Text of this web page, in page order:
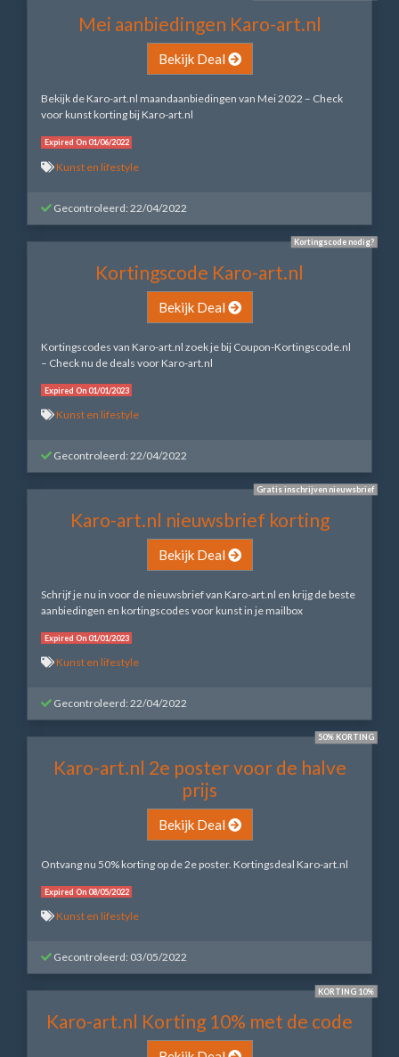
Mei aanbiedingen Karo-art.nl
Bekijk Deal
Bekijk de Karo-art.nl maandaanbiedingen van Mei 2022 – Check
voor kunst korting bij Karo-art.nl
Expired On 01/06/2022
Kunst en lifestyle
Gecontroleerd: 22/04/2022
Kortingscode nodig?
Kortingscode Karo-art.nl
Bekijk Deal
Kortingscodes van Karo-art.nl zoek je bij Coupon-Kortingscode.nl
– Check nu de deals voor Karo-art.nl
Expired On 01/01/2023
Kunst en lifestyle
Gecontroleerd: 22/04/2022
Gratis inschrijven nieuwsbrief
Karo-art.nl nieuwsbrief korting
Bekijk Deal
Schrijf je nu in voor de nieuwsbrief van Karo-art.nl en krijg de beste
aanbiedingen en kortingscodes voor kunst in je mailbox
Expired On 01/01/2023
Kunst en lifestyle
Gecontroleerd: 22/04/2022
50% KORTING
Karo-art.nl 2e poster voor de halve
prijs
Bekijk Deal
Ontvang nu 50% korting op de 2e poster. Kortingsdeal Karo-art.nl
Expired On 08/05/2022
Kunst en lifestyle
Gecontroleerd: 03/05/2022
KORTING 10%
Karo-art.nl Korting 10% met de code